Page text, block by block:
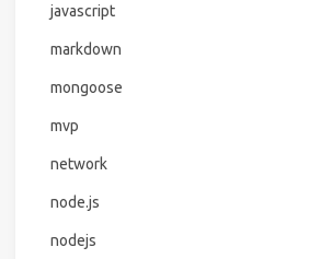
javascript
markdown
mongoose
mvp
network
node.js
nodejs